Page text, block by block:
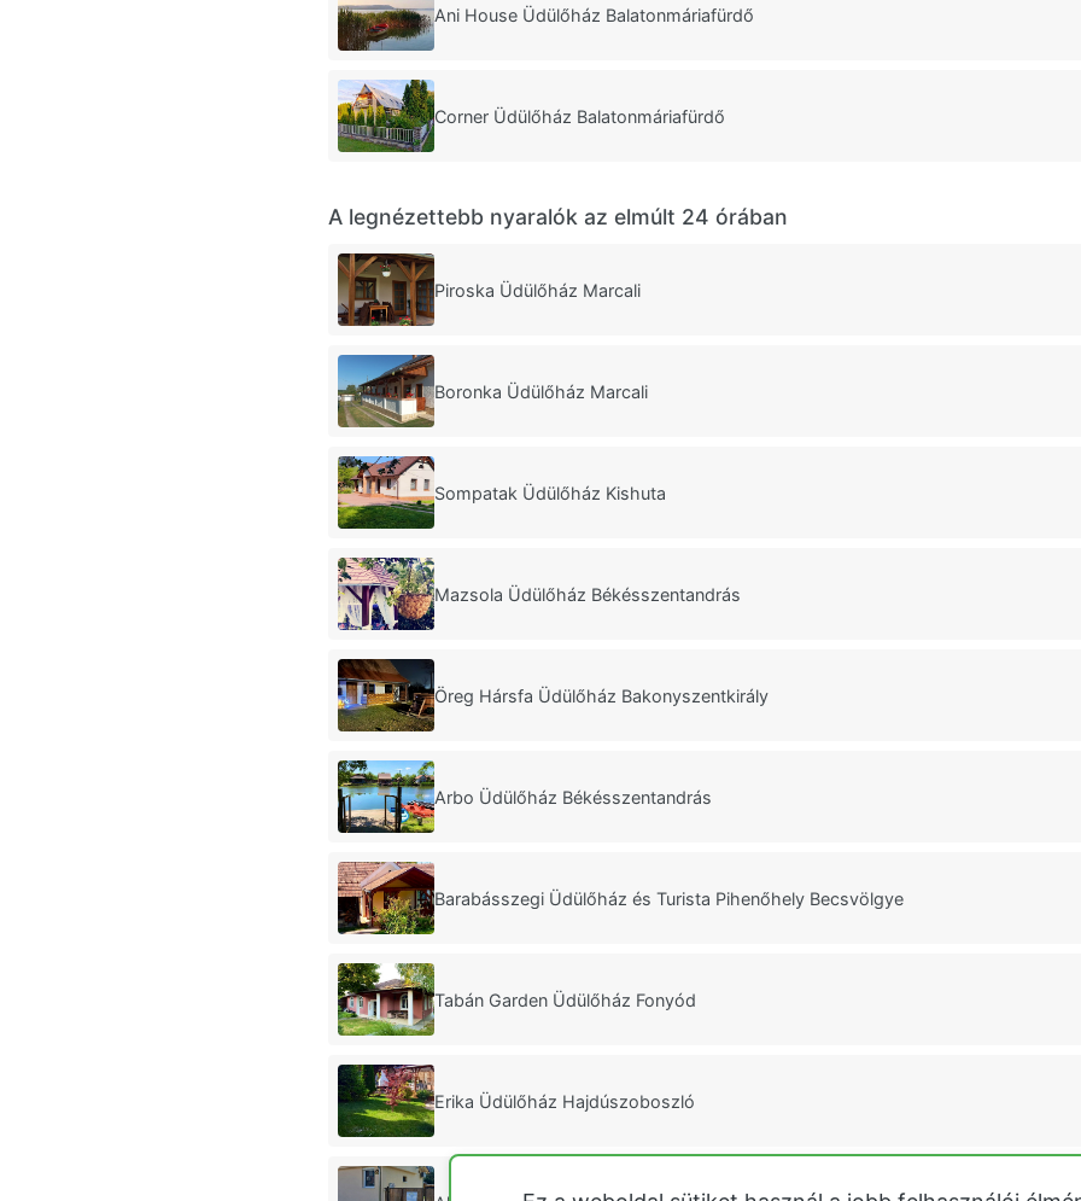
Ani House Üdülőház Balatonmáriafürdő
Corner Üdülőház Balatonmáriafürdő
A legnézettebb nyaralók az elmúlt 24 órában
Piroska Üdülőház Marcali
Boronka Üdülőház Marcali
Sompatak Üdülőház Kishuta
Mazsola Üdülőház Békésszentandrás
Öreg Hársfa Üdülőház Bakonyszentkirály
Arbo Üdülőház Békésszentandrás
Barabásszegi Üdülőház és Turista Pihenőhely Becsvölgye
Tabán Garden Üdülőház Fonyód
Erika Üdülőház Hajdúszoboszló